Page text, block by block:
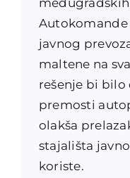
Autokomande
javnog
maltene na
rešenje bi bilo
premosti
olakša
stajališta
koriste.